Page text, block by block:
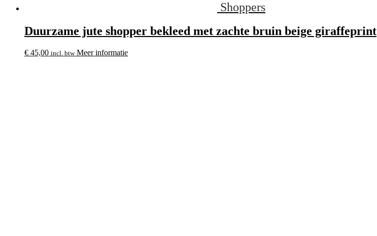
Shoppers
Duurzame jute shopper bekleed met zachte bruin beige giraffeprint
€ 45,00 incl. btw Meer informatie